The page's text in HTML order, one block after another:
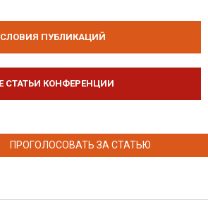
ПУБЛИКАЦИЙ
СТАТЬИ КОНФЕРЕНЦИИ
ПРОГОЛОСОВАТЬ ЗА СТАТЬЮ